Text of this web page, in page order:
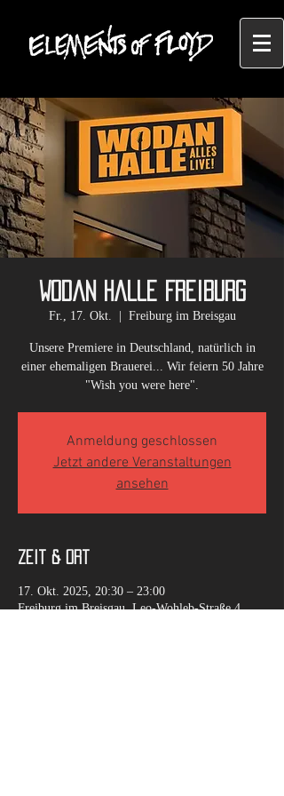
Wodan Halle Freiburg
Fr., 17. Okt. Freiburg im Breisgau
Unsere Premiere in Deutschland, natürlich in
einer ehemaligen Brauerei... Wir feiern 50 Jahre
"Wish you were here".
Anmeldung geschlossen
Jetzt andere Veranstaltungen
ansehen
Zeit & Ort
17. Okt. 2025, 20:30 – 23:00
Freiburg im Breisgau, Leo-Wohleb-Straße 4,